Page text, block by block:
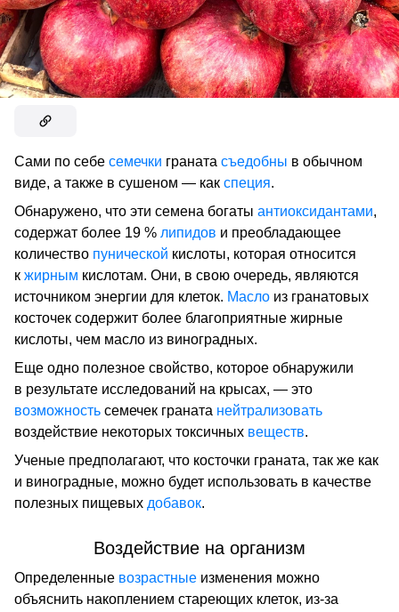
Сами по себе семечки граната съедобны в обычном
виде, а также в сушеном — как специя.
Обнаружено, что эти семена богаты антиоксидантами,
содержат более 19 % липидов и преобладающее
количество пунической кислоты, которая относится
к жирным кислотам. Они, в свою очередь, являются
источником энергии для клеток. Масло из гранатовых
косточек содержит более благоприятные жирные
кислоты, чем масло из виноградных.
Еще одно полезное свойство, которое обнаружили
в результате исследований на крысах, — это
возможность семечек граната нейтрализовать
воздействие некоторых токсичных веществ.
Ученые предполагают, что косточки граната, так же как
и виноградные, можно будет использовать в качестве
полезных пищевых добавок.
Воздействие на организм
Определенные возрастные изменения можно
объяснить накоплением стареющих клеток, из-за